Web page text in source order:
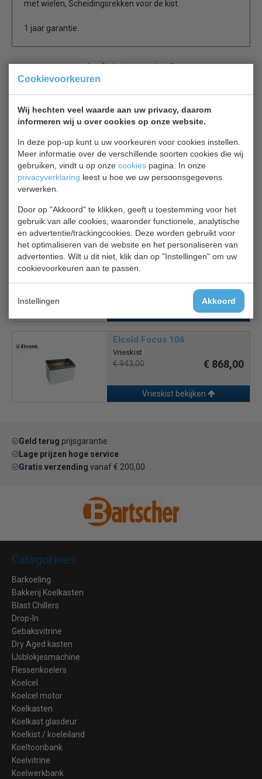
Cookievoorkeuren
Wij hechten veel waarde aan uw privacy, daarom
informeren wij u over cookies op onze website.
In deze pop-up kunt u uw voorkeuren voor cookies instellen.
Meer informatie over de verschillende soorten cookies die wij
gebruiken, vindt u op onze cookies pagina. In onze
privacyverklaring leest u hoe we uw persoonsgegevens
verwerken.
Door op "Akkoord" te klikken, geeft u toestemming voor het
gebruik van alle cookies, waaronder functionele, analytische
en advertentie/trackingcookies. Deze worden gebruikt voor
het optimaliseren van de website en het personaliseren van
advertenties. Wilt u dit niet, klik dan op "Instellingen" om uw
cookievoorkeuren aan te passen.
Instellingen Akkoord
met wielen, Scheidingsrekken voor de kist.
1 jaar garantie.
Is dit iets voor jou?
Vrieskist
€ 2380,00 € 1642,00
Vrieskist bekijken
Tefcold CF 700S SL
€ 1045,00
Vrieskist bekijken
Tefcold 47827
vries of koeleiland
€ 5733,00 € 4357,00
Koelkist / koeleiland bekijken
Elcold Focus 106
Vrieskist
€ 943,00 € 868,00
Vrieskist bekijken
Geld terug prijsgarantie
Lage prijzen hoge service
Gratis verzending vanaf € 200,00
Categorieën
Barkoeling
Bakkerij Koelkasten
Blast Chillers
Drop-In
Gebaksvitrine
Dry Aged kasten
IJsblokjesmachine
Flessenkoelers
Koelcel
Koelcel motor
Koelkasten
Koelkast glasdeur
Koelkist / koeleiland
Koeltoonbank
Koelvitrine
Koelwerkbank